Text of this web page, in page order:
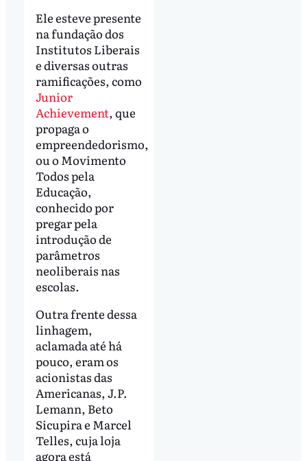
Ele esteve presente
na fundação dos
Institutos Liberais
e diversas outras
ramificações, como
Junior
Achievement, que
propaga o
empreendedorismo,
ou o Movimento
Todos pela
Educação,
conhecido por
pregar pela
introdução de
parâmetros
neoliberais nas
escolas.
Outra frente dessa
linhagem,
aclamada até há
pouco, eram os
acionistas das
Americanas, J.P.
Lemann, Beto
Sicupira e Marcel
Telles, cuja loja
agora está